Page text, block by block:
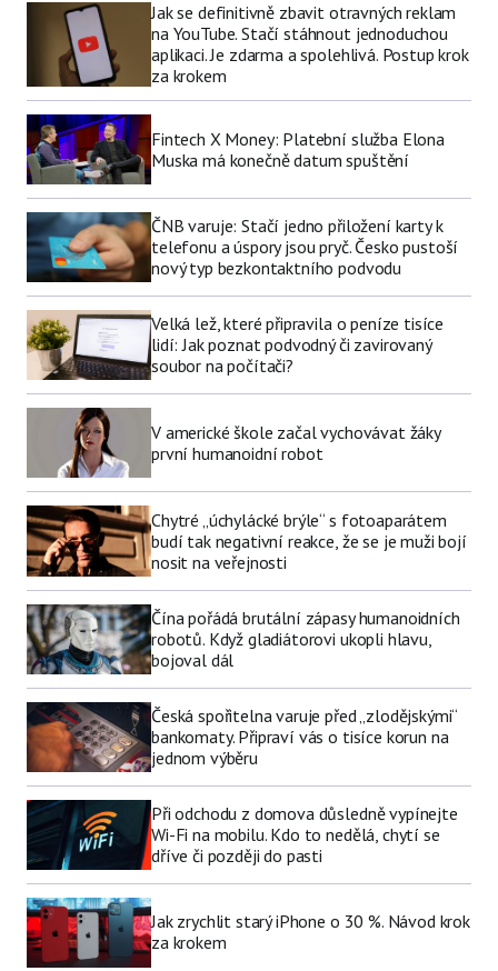
Jak se definitivně zbavit otravných reklam
na YouTube. Stačí stáhnout jednoduchou
aplikaci. Je zdarma a spolehlivá. Postup krok
za krokem
Fintech X Money: Platební služba Elona
Muska má konečně datum spuštění
ČNB varuje: Stačí jedno přiložení karty k
telefonu a úspory jsou pryč. Česko pustoší
nový typ bezkontaktního podvodu
Velká lež, které připravila o peníze tisíce
lidí: Jak poznat podvodný či zavirovaný
soubor na počítači?
V americké škole začal vychovávat žáky
první humanoidní robot
Chytré „úchylácké brýle“ s fotoaparátem
budí tak negativní reakce, že se je muži bojí
nosit na veřejnosti
Čína pořádá brutální zápasy humanoidních
robotů. Když gladiátorovi ukopli hlavu,
bojoval dál
Česká spořitelna varuje před „zlodějskými“
bankomaty. Připraví vás o tisíce korun na
jednom výběru
Při odchodu z domova důsledně vypínejte
Wi-Fi na mobilu. Kdo to nedělá, chytí se
dříve či později do pasti
Jak zrychlit starý iPhone o 30 %. Návod krok
za krokem